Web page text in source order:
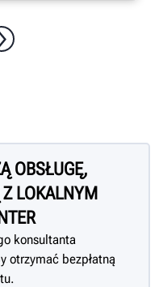
OBSŁUGĘ,
LOKALNYM
konsultanta
otrzymać bezpłatną